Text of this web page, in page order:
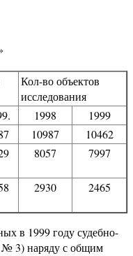
Кол-во объектов
исследования
1998
1999
10987
10462
8057 7997
2930 2465
в 1999 году судебно-
№ 3) наряду с общим